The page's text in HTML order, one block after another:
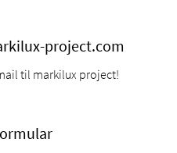
project.com
til markilux project!